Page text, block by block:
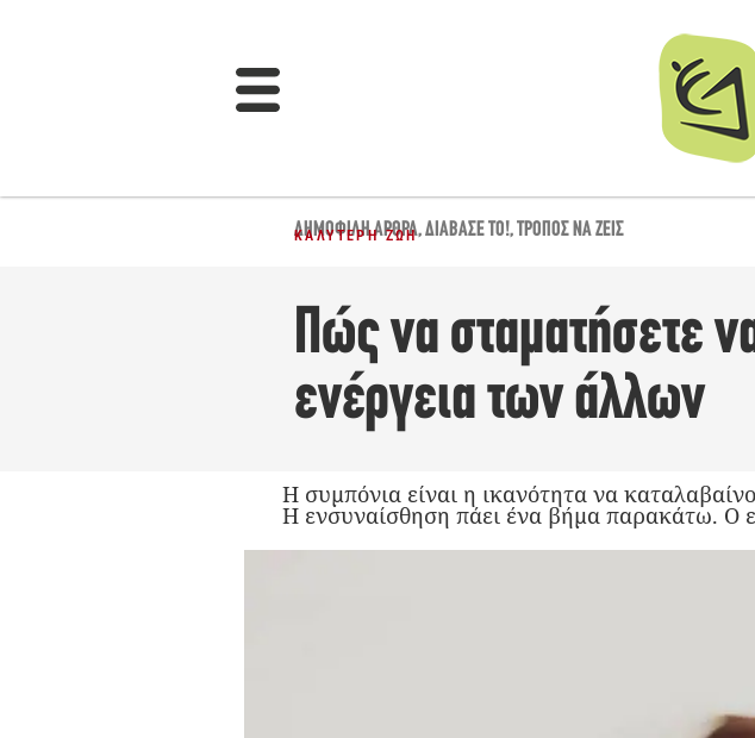
ΔΗΜΟΦΙΛΉ ΆΡΘΡΑ,ΔΙΆΒΑΣΈ ΤΟ!,ΤΡΌΠΟΣ ΝΑ ΖΕΙΣ
ΚΑΛΎΤΕΡΗ ΖΩΉ
Πώς να σταματήσετε
ενέργεια των άλλων
Η συμπόνια είναι η ικανότητα να
Η ενσυναίσθηση πάει ένα βήμα παρακάτω. Ο